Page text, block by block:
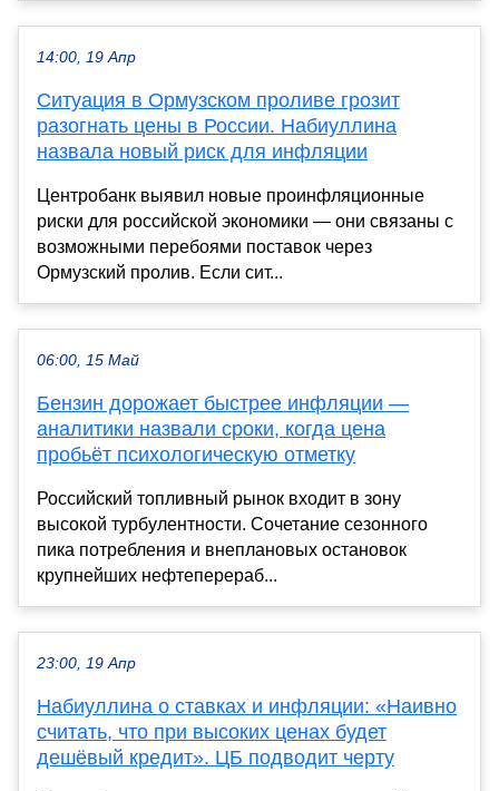
14:00, 19 Апр
Ситуация в Ормузском проливе грозит
разогнать цены в России. Набиуллина
назвала новый риск для инфляции
Центробанк выявил новые проинфляционные
риски для российской экономики — они связаны с
возможными перебоями поставок через
Ормузский пролив. Если сит...
06:00, 15 Май
Бензин дорожает быстрее инфляции —
аналитики назвали сроки, когда цена
пробьёт психологическую отметку
Российский топливный рынок входит в зону
высокой турбулентности. Сочетание сезонного
пика потребления и внеплановых остановок
крупнейших нефтеперераб...
23:00, 19 Апр
Набиуллина о ставках и инфляции: «Наивно
считать, что при высоких ценах будет
дешёвый кредит». ЦБ подводит черту